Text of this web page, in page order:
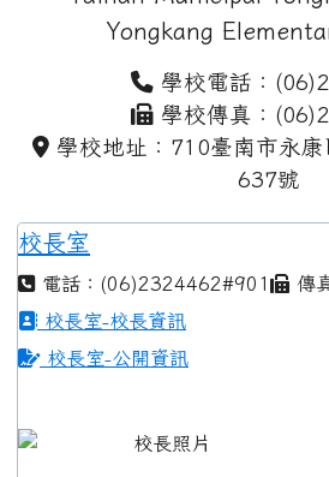
Yongkang
學校電話：
學校傳真：
學校地址：710臺南市永康
637號
校長室
電話：(06)2324462#901
傳
校長室-校長資訊
校長室-公開資訊